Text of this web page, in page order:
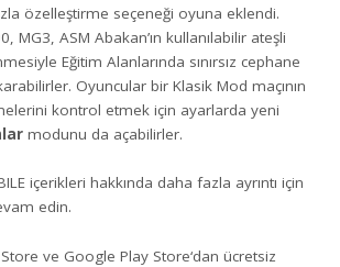
özelleştirme seçeneği oyuna eklendi.
MG3, ASM Abakan’ın kullanılabilir ateşli
Eğitim Alanlarında sınırsız cephane
Oyuncular bir Klasik Mod maçının
kontrol etmek için ayarlarda yeni
modunu da açabilirler.
içerikleri hakkında daha fazla ayrıntı için
edin.
ve Google Play Store‘dan ücretsiz